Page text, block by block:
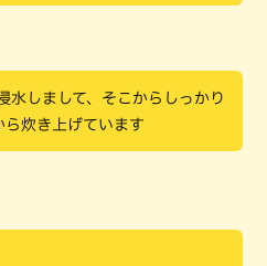
水しまして、そこからしっかり
ら炊き上げています